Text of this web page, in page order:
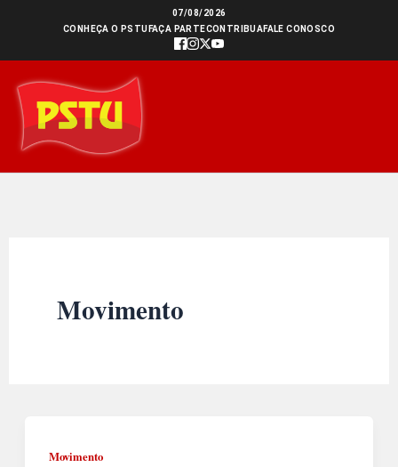
conteúdo
07/08/2026
CONHEÇA O PSTU FAÇA PARTECONTRIBUAFALE CONOSCO
Movimento
Movimento